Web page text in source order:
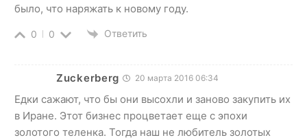
было, что наряжать к новому году.
0 0 Ответить
Zuckerberg 20 марта 2016 06:34
Едки сажают, что бы они высохли и заново закупить их
в Иране. Этот бизнес процветает еще с эпохи
золотого теленка. Тогда наш не любитель золотых